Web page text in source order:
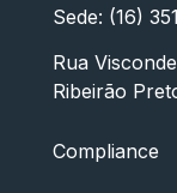
Sede: (16)
Rua
Ribeirão
Compliance